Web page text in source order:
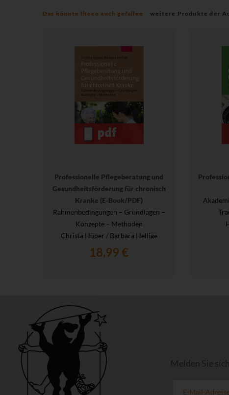
Das könnte Ihnen auch gefallen weitere Produkte der
Professionelle Pflegeberatung und
Gesundheitsförderung für chronisch
Kranke (E-Book/PDF)
Rahmenbedingungen – Grundlagen –
Konzepte – Methoden
Christa Hüper / Barbara Hellige
18,99 €
Melden Sie